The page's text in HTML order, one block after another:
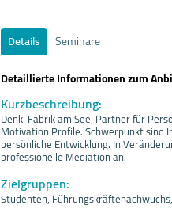
Details
Seminare
Detaillierte Informationen zum
Kurzbeschreibung:
Denk-Fabrik am See, Partner für
Motivation Profile. Schwerpunkt sind
persönliche Entwicklung. In
professionelle Mediation an.
Zielgruppen:
Studenten,